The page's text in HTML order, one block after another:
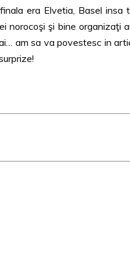
era Elvetia, Basel
norocoşi şi bine organizaţi
am sa va povestesc in